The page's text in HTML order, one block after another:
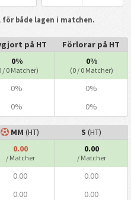
för både lagen i matchen.
på HT Förlorar på HT
0%
/ 0 Matcher)
0%
(0 / 0 Matcher)
0% 0%
0% 0%
MM (HT) S (HT)
0.00
/ Matcher
0.00
/ Matcher
0.00 0.00
0.00 0.00